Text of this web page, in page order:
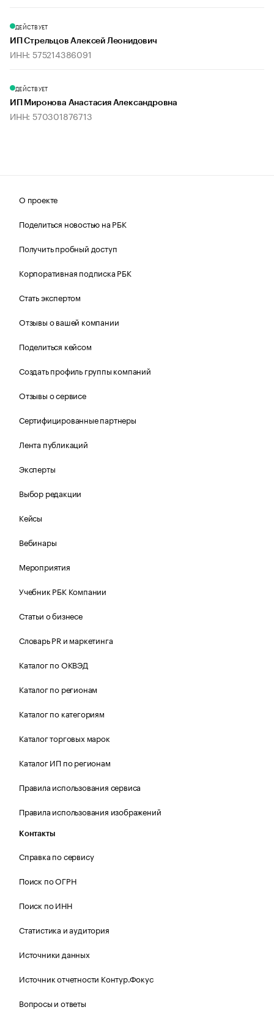
ДЕЙСТВУЕТ
ИП Стрельцов Алексей Леонидович
ИНН: 575214386091
ДЕЙСТВУЕТ
ИП Миронова Анастасия Александровна
ИНН: 570301876713
О проекте
Поделиться новостью на РБК
Получить пробный доступ
Корпоративная подписка РБК
Стать экспертом
Отзывы о вашей компании
Поделиться кейсом
Создать профиль группы компаний
Отзывы о сервисе
Сертифицированные партнеры
Лента публикаций
Эксперты
Выбор редакции
Кейсы
Вебинары
Мероприятия
Учебник РБК Компании
Статьи о бизнесе
Словарь PR и маркетинга
Каталог по ОКВЭД
Каталог по регионам
Каталог по категориям
Каталог торговых марок
Каталог ИП по регионам
Правила использования сервиса
Правила использования изображений
Контакты
Справка по сервису
Поиск по ОГРН
Поиск по ИНН
Статистика и аудитория
Источники данных
Источник отчетности Контур.Фокус
Вопросы и ответы